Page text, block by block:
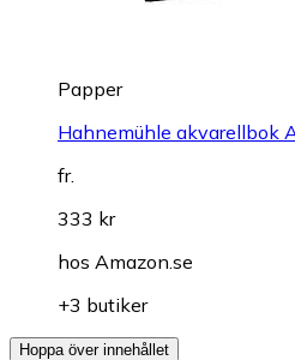
Papper
Hahnemühle akvarellbok
fr.
333 kr
hos Amazon.se
+3 butiker
Hoppa över innehållet